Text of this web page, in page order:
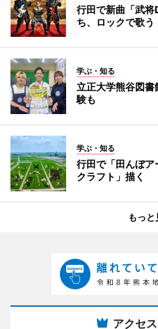
行田で新曲「武
ち、ロックで歌う
学ぶ・知る
立正大学熊谷図
験も
学ぶ・知る
行田で「田んぼ
クラフト」描く
もっと
アクセ